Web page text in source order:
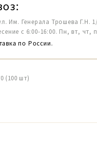
Им. Генерала Трошева Г.Н.
с 6:00-16:00. Пн, вт, чт,
по России.
(100 шт)